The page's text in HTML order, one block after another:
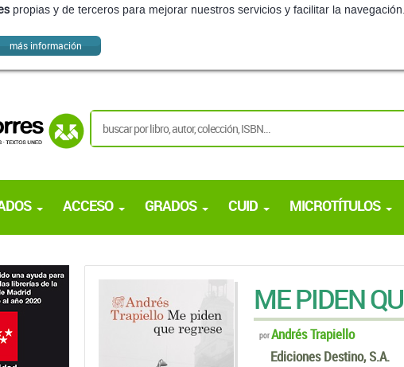
propias y de terceros para mejorar nuestros servicios y facilitar la
más información
ACCESO GRADOS CUID MICROTÍTULOS
ME PIDEN
porAndrés Trapiello
Ediciones Destino, S.A.